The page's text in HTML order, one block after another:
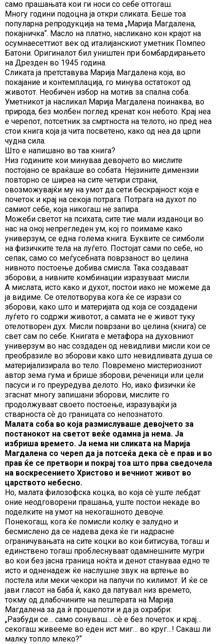
само прашањата кои ги носи со себе оттогаш.
Многу години подоцна ја откри сликата. Беше тоа
популарна репродукција на тема „Марија Магдалена,
покајничка“. Масло на платно, насликано кон крајот на
осумнаесеттиот век од италијанскиот уметник Помпео
Батони. Оригиналот бил уништен при бомбардирањето
на Дрезден во 1945 година.
Сликата ја претставува Марија Магдалена која, во
покајание и контемплација, го минува остатокот од
животот. Необичен избор на мотив за спална соба.
Уметникот ја насликал Марија Магдалена поинаква, во
природа, без молбен поглед кренат кон небото. Крај неа
е черепот, потсетник за смртноста на телото, но пред неа
стои книга која ја чита посветено, како од неа да црпи
чудна сила.
Што е напишано во таа книга?
Низ годините кои минуваа девојчето во мислите
постојано се враќаше во собата. Нејзините димензии
повторно се ширеа на сите четири страни,
овозможувајќи му на умот да сети бескрајност која е
почеток и крај на секоја потрага. Потрага на духот по
самиот себе, која никогаш не запира.
Можеби светот на психата, сите тие мали изданоци во
нас на оној непрегледен ум, кој го поимаме како
универзум, се една голема книга. Буквите се симболи
на физичките тела на луѓето. Постојат сами по себе, но
сепак, само со меѓусебната поврзаност во целина
нивното постоење добива смисла. Така создаваат
зборови, а нивните комбинации изразуваат мисли.
А мислата, исто како и духот, постои иако не можеме да
ја видиме. Се отелотворува кога ќе се изрази со
зборови, како што и материјата од која се создадени
луѓето го содржи животот, а самата не е живот туку
отелотворен дух. Мисли поврзани во целина (книга) се
свет сам по себе. Книгата е метафора на духовниот
универзум во нас создаден од невидливи мисли кои се
преобразиле во зборови како што невидливата душа се
материјализирала во тело. Повремено мистериозниот
автор зема гума и брише зборови, реченици или цели
пасуси и го преуредува делото. Но, иако физички ќе
згаснат многу запишани зборови, мислите го
продолжуваат своето постоење, изразувајќи ја
стварноста сѐ до границата со непознатото.
Малата соба во која размислуваше девојчето за
постанокот на светот веќе одамна ја нема. Ја
избриша времето. Ја нема ни сликата на Марија
Магдалена со череп да ја потсеќа дека сѐ е прав и во
прав ќе се претвори и покрај тоа што прва сведочела
на воскресението Христово и вечниот живот во
царството небесно.
Но, малата филозофска коцка, во која сѐ уште лебдат
оние неодговорени прашања, уште постои некаде во
поделките на умот на некогашното девојче.
Понекогаш, кога ќе помисли колку е залудно и
бесмислено да се надева дека ќе ги надрасне
ограничувањата на сите коцки во кои битисува, тогаш и
единствено тогаш проблеснуваат одамнешните мугри
во кои без јасна граница ноќта и денот стануваа едно те
исто и одненадеж ќе наслушне звук на вртење во
постела или меки чекори на папучи по килимот. И ќе се
јави гласот на баба ѝ, како да патувал низ времето,
токму од длабочините на пештерата на Марија
Магдалена за да ѝ прошепоти и да ја охрабри:
„Разбуди се… само сонуваш… сѐ е без почеток и крај…
секогаш живееме во еден ист миг… во круг…! Сакаш ли
малку топло млеко?“